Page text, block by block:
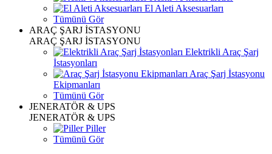
El Aleti Aksesuarları
Tümünü Gör
ARAÇ ŞARJ İSTASYONU
ARAÇ ŞARJ İSTASYONU
Elektrikli Araç Şarj
İstasyonları
Araç Şarj İstasyonu
Ekipmanları
Tümünü Gör
JENERATÖR & UPS
JENERATÖR & UPS
Piller
Tümünü Gör